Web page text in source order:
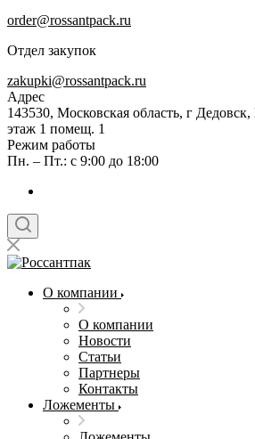
order@rossantpack.ru
Отдел закупок
zakupki@rossantpack.ru
Адрес
143530, Московская область, г
этаж 1 помещ. 1
Режим работы
Пн. – Пт.: с 9:00 до 18:00
О компании
О компании
Новости
Статьи
Партнеры
Контакты
Ложементы